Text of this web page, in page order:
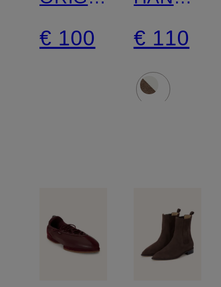
Sneakers
SL 72
€ 100
SPECIAL
€ 110